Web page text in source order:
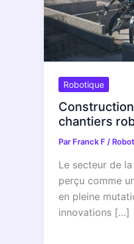
Robotique
chantiers
Par Franck F /
Le secteur de
perçu comme
en pleine
innovations […]